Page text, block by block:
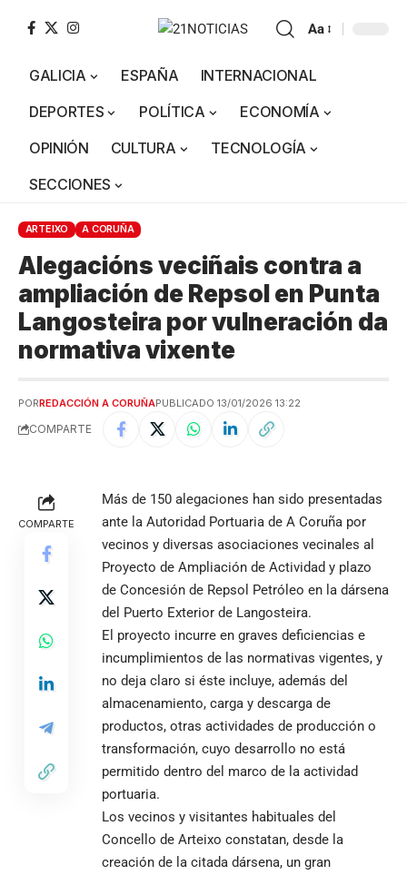
Aa
GALICIA ESPAÑA
INTERNACIONAL
DEPORTES
POLÍTICA
ECONOMÍA
OPINIÓN
CULTURA
TECNOLOGÍA
SECCIONES
ARTEIXO A CORUÑA
Alegacións veciñais contra a
ampliación de Repsol en Punta
Langosteira por vulneración da
normativa vixente
PORREDACCIÓN A CORUÑAPUBLICADO 13/01/2026 13:22
COMPARTE
COMPARTE
Más de 150 alegaciones han sido presentadas
ante la Autoridad Portuaria de A Coruña por
vecinos y diversas asociaciones vecinales al
Proyecto de Ampliación de Actividad y plazo
de Concesión de Repsol Petróleo en la dársena
del Puerto Exterior de Langosteira.
El proyecto incurre en graves deficiencias e
incumplimientos de las normativas vigentes, y
no deja claro si éste incluye, además del
almacenamiento, carga y descarga de
productos, otras actividades de producción o
transformación, cuyo desarrollo no está
permitido dentro del marco de la actividad
portuaria.
Los vecinos y visitantes habituales del
Concello de Arteixo constatan, desde la
creación de la citada dársena, un gran